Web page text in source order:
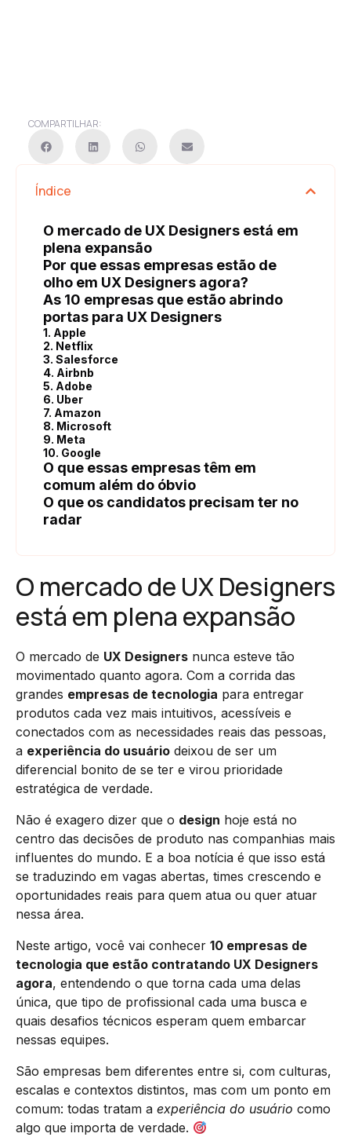
COMPARTILHAR:
Índice
O mercado de UX Designers está em
plena expansão
Por que essas empresas estão de
olho em UX Designers agora?
As 10 empresas que estão abrindo
portas para UX Designers
1. Apple
2. Netflix
3. Salesforce
4. Airbnb
5. Adobe
6. Uber
7. Amazon
8. Microsoft
9. Meta
10. Google
O que essas empresas têm em
comum além do óbvio
O que os candidatos precisam ter no
radar
O mercado de UX Designers
está em plena expansão
O mercado de UX Designers nunca esteve tão
movimentado quanto agora. Com a corrida das
grandes empresas de tecnologia para entregar
produtos cada vez mais intuitivos, acessíveis e
conectados com as necessidades reais das pessoas,
a experiência do usuário deixou de ser um
diferencial bonito de se ter e virou prioridade
estratégica de verdade.
Não é exagero dizer que o design hoje está no
centro das decisões de produto nas companhias mais
influentes do mundo. E a boa notícia é que isso está
se traduzindo em vagas abertas, times crescendo e
oportunidades reais para quem atua ou quer atuar
nessa área.
Neste artigo, você vai conhecer 10 empresas de
tecnologia que estão contratando UX Designers
agora, entendendo o que torna cada uma delas
única, que tipo de profissional cada uma busca e
quais desafios técnicos esperam quem embarcar
nessas equipes.
São empresas bem diferentes entre si, com culturas,
escalas e contextos distintos, mas com um ponto em
comum: todas tratam a experiência do usuário como
algo que importa de verdade.